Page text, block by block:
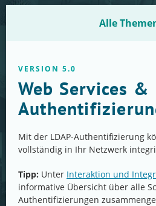
Alle
VERSION 5.0
Web Services &
Mit der LDAP-Authentifizierung
vollständig in Ihr Netzwerk
Tipp: Unter Interaktion und
informative Übersicht über alle
Authentifizierungen